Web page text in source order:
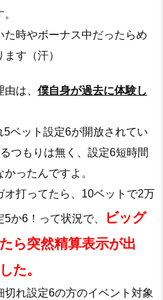
時やボーナス中だったらめ
す（汗）
は、 僕自身が過去に体験し
ベット設定6が開放されてい
つもりは無く、設定6短時間
ったんですよ。
オ打ってたら、10ベットで2万
か6！って状況で、
ビッグ
ら突然精算表示が出
た。
れ設定6の方のイベント対象